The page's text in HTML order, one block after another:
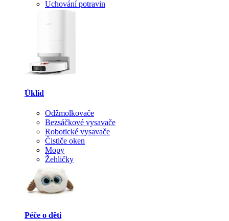
Uchování potravin
Úklid
Odžmolkovače
Bezsáčkové vysavače
Robotické vysavače
Čističe oken
Mopy
Žehličky
Péče o děti